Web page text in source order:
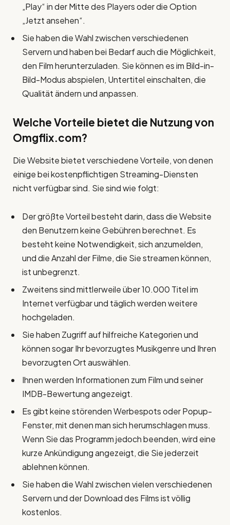
„Play“ in der Mitte des Players oder die Option
„Jetzt ansehen“.
Sie haben die Wahl zwischen verschiedenen
Servern und haben bei Bedarf auch die Möglichkeit,
den Film herunterzuladen. Sie können es im Bild-in-
Bild-Modus abspielen, Untertitel einschalten, die
Qualität ändern und anpassen.
Welche Vorteile bietet die Nutzung von
Omgflix.com?
Die Website bietet verschiedene Vorteile, von denen
einige bei kostenpflichtigen Streaming-Diensten
nicht verfügbar sind. Sie sind wie folgt:
Der größte Vorteil besteht darin, dass die Website
den Benutzern keine Gebühren berechnet. Es
besteht keine Notwendigkeit, sich anzumelden,
und die Anzahl der Filme, die Sie streamen können,
ist unbegrenzt.
Zweitens sind mittlerweile über 10.000 Titel im
Internet verfügbar und täglich werden weitere
hochgeladen.
Sie haben Zugriff auf hilfreiche Kategorien und
können sogar Ihr bevorzugtes Musikgenre und Ihren
bevorzugten Ort auswählen.
Ihnen werden Informationen zum Film und seiner
IMDB-Bewertung angezeigt.
Es gibt keine störenden Werbespots oder Popup-
Fenster, mit denen man sich herumschlagen muss.
Wenn Sie das Programm jedoch beenden, wird eine
kurze Ankündigung angezeigt, die Sie jederzeit
ablehnen können.
Sie haben die Wahl zwischen vielen verschiedenen
Servern und der Download des Films ist völlig
kostenlos.